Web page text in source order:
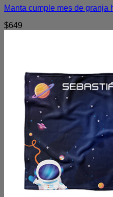
Manta cumple mes de granja
$649